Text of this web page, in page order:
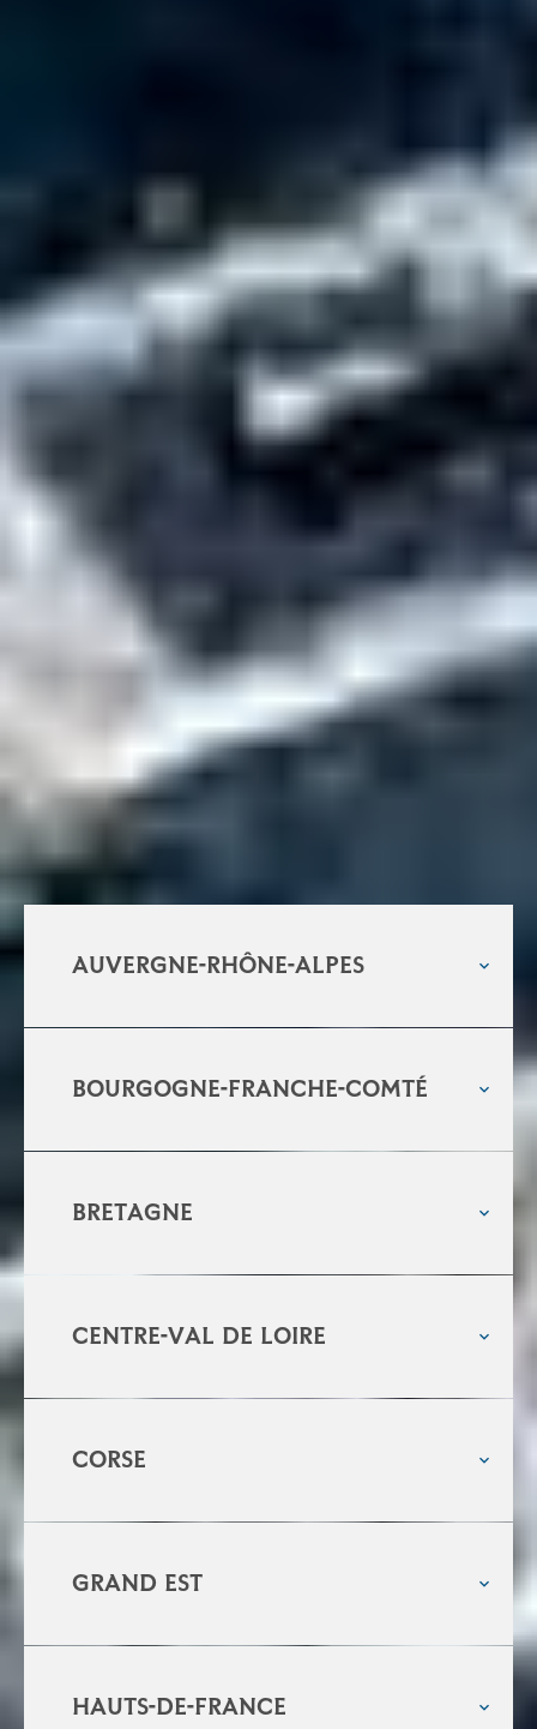
LES LAURÉATS DANS CHAQUE RÉGION
Auvergne-Rhône-Alpes
Bourgogne-franche-comté
Bretagne
Centre-val de loire
Corse
Grand est
Hauts-de-france